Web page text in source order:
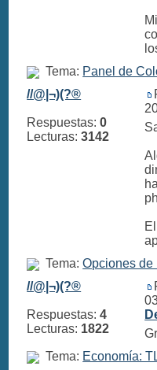
Tema: Panel de
//@|¬)(?®
Respuestas:0
Lecturas:3142
Tema:Opciones de
//@|¬)(?®
Respuestas:4
Lecturas: 1822
Tema: Economía: